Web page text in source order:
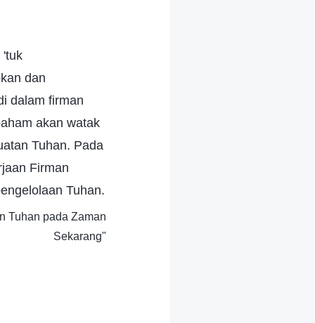
'tuk
dan
dalam firman
akan watak
Tuhan. Pada
Firman
Tuhan.
Tuhan pada Zaman
Sekarang"